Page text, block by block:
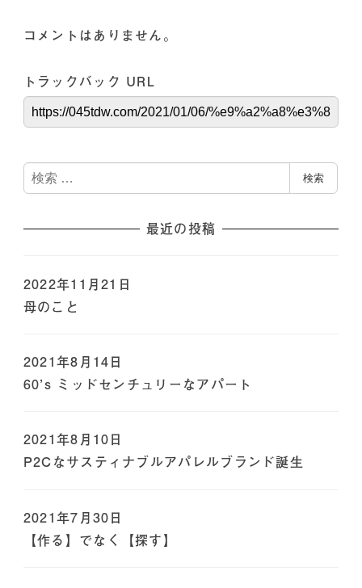
コメントはありません。
トラックバック URL
検
索
検索
最近の投稿
母のこと
2022年11月21日
60’s ミッドセンチュリーなアパート
2021年8月14日
P2Cなサスティナブルアパレルブランド誕生
2021年8月10日
【作る】でなく【探す】
2021年7月30日